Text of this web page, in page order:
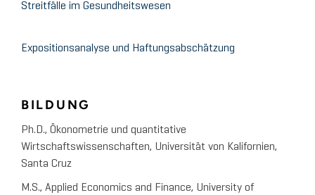
Streitfälle im Gesundheitswesen
Expositionsanalyse und Haftungsabschätzung
BILDUNG
Ph.D., Ökonometrie und quantitative
Wirtschaftswissenschaften, Universität von Kalifornien,
Santa Cruz
M.S., Applied Economics and Finance, University of